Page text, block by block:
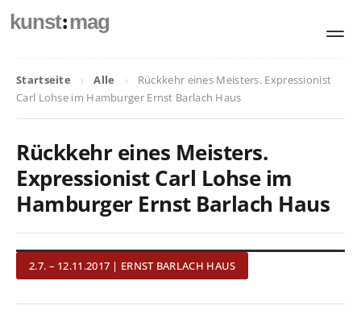
kunst:mag
Startseite Alle
Rückkehr eines Meisters. Expressionist
Carl Lohse im Hamburger Ernst Barlach Haus
Rückkehr eines Meisters.
Expressionist Carl Lohse im
Hamburger Ernst Barlach Haus
2.7. – 12.11.2017 | ERNST BARLACH HAUS